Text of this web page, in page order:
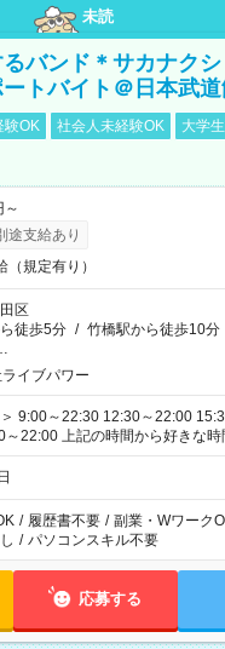
未読
バンド＊サカナク
トバイト＠日本武
験OK 社会人未経験OK
大学
～
途支給あり
（規定有り）
区
徒歩5分 / 竹橋駅から徒歩10分
イブパワー
9:00～22:30 12:30～22:00
きな時間を選べます！ ※
なる可能性があります
/ 履歴書不要 / 副業・Wワーク
/ パソコンスキル不要
応募する